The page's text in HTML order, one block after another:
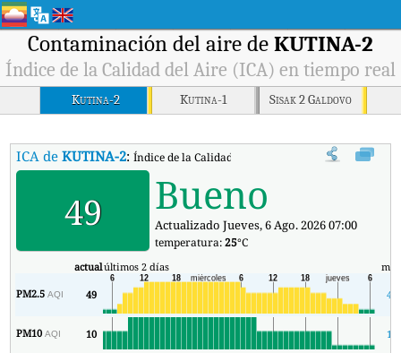
Contaminación del aire de KUTINA-2
Índice de la Calidad del Aire (ICA) en tiempo real
Kutina-2 Kutina-1 Sisak 2 Galdovo
ICA deKUTINA-2:Índice de la Calidad del Aire (ICA) de KUTINA-2 en
49 Bueno
Actualizado Jueves, 6 Ago. 2026 07:00
temperatura:25°C
actualúltimos 2 días
PM2.5AQI 49 49
PM10AQI 10
10